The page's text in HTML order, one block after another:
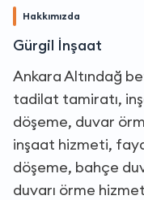
Hakkımızda
Gürgil İnşaat
Ankara Altındağ
tadilat tamiratı,
döşeme, duvar
inşaat hizmeti,
döşeme, bahçe
duvarı örme